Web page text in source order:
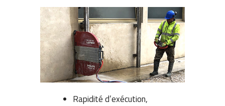
Rapidité d’exécution,